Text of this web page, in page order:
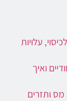
עלויות
ואיך
ותזרים